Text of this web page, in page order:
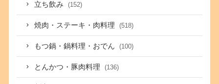
立ち飲み (152)
焼肉・ステーキ・肉料理 (518)
もつ鍋・鍋料理・おでん (100)
とんかつ・豚肉料理 (136)